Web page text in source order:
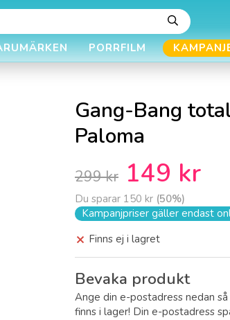
PORRFILM
Gang-Bang
Paloma
299 kr 149 kr
Du sparar 150 kr (50%)
Kampanjpriser gäller endast
Finns ej i lagret
Bevaka produkt
Ange din e-postadress nedan
finns i lager! Din e-postadress